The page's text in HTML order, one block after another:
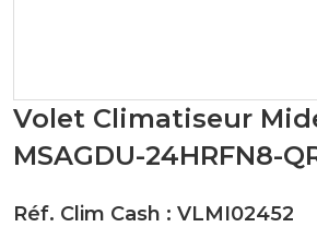
Volet Climatiseur
MSAGDU-24HRFN8-
Réf. Clim Cash : VLMI02452